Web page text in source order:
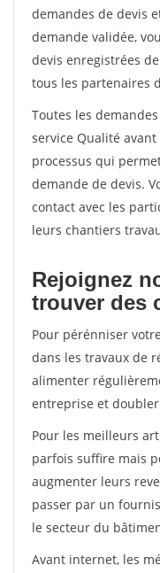
demandes de devis
demande validée,
devis enregistrées
tous les partenaires
Toutes les
service Qualité
processus qui
demande de devis.
contact avec les
leurs chantiers
Rejoignez
trouver des
Pour pérénniser
dans les travaux de
alimenter
entreprise et
Pour les meilleurs
parfois suffire mais
augmenter leurs
passer par un
le secteur du
Avant internet, les